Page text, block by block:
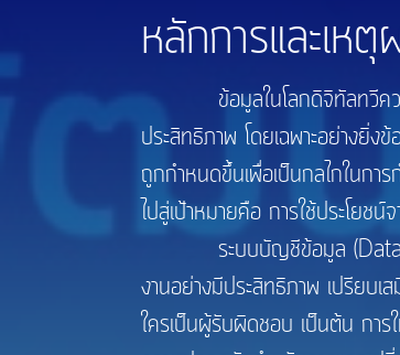
หลักการและเหตุ
ข้อมูลในโลกดิจิทัลทวีความล้ำ
ประสิทธิภาพ โดยเฉพาะอย่างยิ่
ถูกกำหนดขึ้นเพื่อเป็นกลไกในกา
ไปสู่เป้าหมายคือ การใช้ประโย
ระบบบัญชีข้อมูล (Data
งานอย่างมีประสิทธิภาพ เปรียบเ
ใครเป็นผู้รับผิดชอบ เป็นต้น กา